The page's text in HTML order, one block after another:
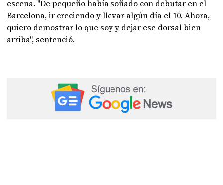
escena. "De pequeño había soñado con debutar en el
Barcelona, ir creciendo y llevar algún día el 10. Ahora,
quiero demostrar lo que soy y dejar ese dorsal bien
arriba", sentenció.